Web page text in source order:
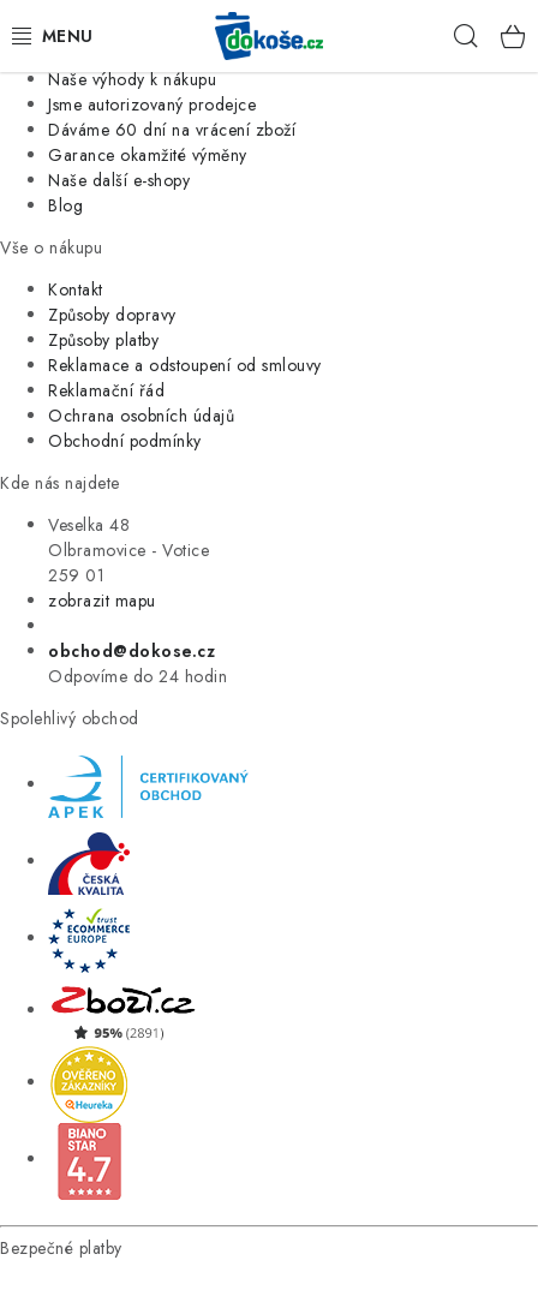
Jsme tradiční česká firma
Naše výhody k nákupu
Jsme autorizovaný prodejce
Dáváme 60 dní na vrácení zboží
Garance okamžité výměny
Naše další e-shopy
Blog
Vše o nákupu
Kontakt
Způsoby dopravy
Způsoby platby
Reklamace a odstoupení od smlouvy
Reklamační řád
Ochrana osobních údajů
Obchodní podmínky
Kde nás najdete
Veselka 48
Olbramovice - Votice
259 01
zobrazit mapu
obchod@dokose.cz
Odpovíme do 24 hodin
Spolehlivý obchod
Bezpečné platby
KOŠE
SÁČKY
KUCHYNĚ
ORGANIZACE
DOMÁCNOST
ÚKLID
VÝPRODEJ
ZNAČKY
Úvod Kontakt Blog
Moje objednávka